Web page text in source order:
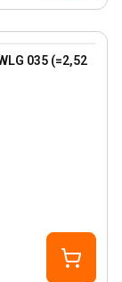
035 (=2,52